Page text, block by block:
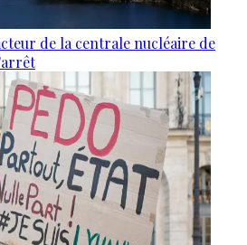
de la centrale nucléaire de